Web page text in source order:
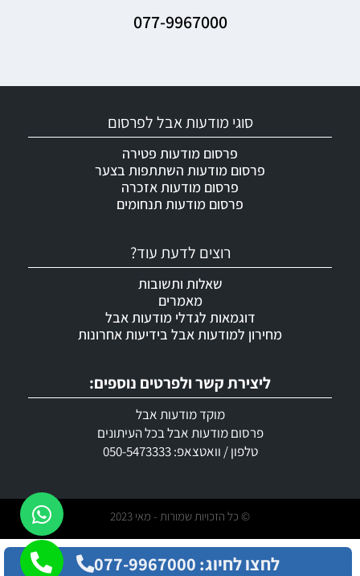
077-9967000
ליצירת קשר ולפרטים נוספים:
מוקד מודעות אבל
פרסום מודעות אבל בכל העיתונים
טלפון / וואטצאפ: 050-5473333
רוצים לדעת עוד?
שאלות ותשובות
מאמרים
דוגמאות לגדלי מודעות אבל
מחירון למודעות אבל בידיעות אחרונות
סוגי מודעות אבל לפרסום
פרסום מודעות פטירה
פרסום מודעות השתתפות בצער
פרסום מודעות אזכרה
פרסום מודעות תנחומים
© כל הזכויות שמורות - מאי 2023
לחצו לחיוג: 077-9967000